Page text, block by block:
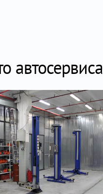
автосервиса